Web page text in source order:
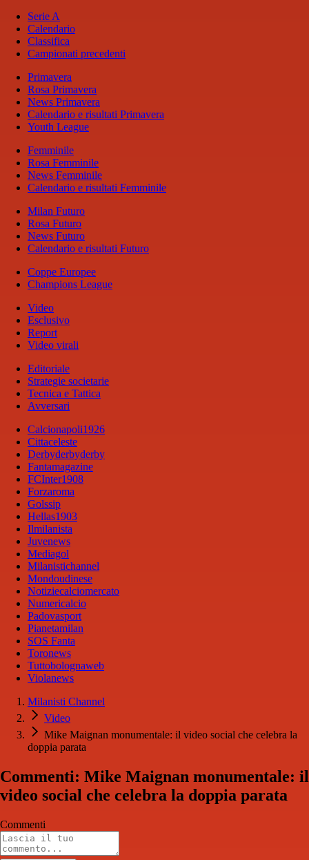
Serie A
Calendario
Classifica
Campionati precedenti
Primavera
Rosa Primavera
News Primavera
Calendario e risultati Primavera
Youth League
Femminile
Rosa Femminile
News Femminile
Calendario e risultati Femminile
Milan Futuro
Rosa Futuro
News Futuro
Calendario e risultati Futuro
Coppe Europee
Champions League
Video
Esclusivo
Report
Video virali
Editoriale
Strategie societarie
Tecnica e Tattica
Avversari
Calcionapoli1926
Cittaceleste
Derbyderbyderby
Fantamagazine
FCInter1908
Forzaroma
Golssip
Hellas1903
Ilmilanista
Juvenews
Mediagol
Milanistichannel
Mondoudinese
Notiziecalciomercato
Numericalcio
Padovasport
Pianetamilan
SOS Fanta
Toronews
Tuttobolognaweb
Violanews
Milanisti Channel
Video
Mike Maignan monumentale: il video social che celebra la
doppia parata
Commenti: Mike Maignan monumentale: il
video social che celebra la doppia parata
Commenti